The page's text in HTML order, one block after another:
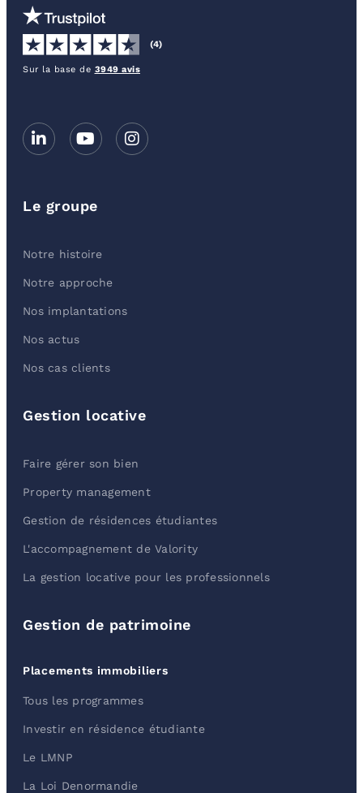
(4)
Sur la base de 3949 avis
Le groupe
Notre histoire
Notre approche
Nos implantations
Nos actus
Nos cas clients
Gestion locative
Faire gérer son bien
Property management
Gestion de résidences étudiantes
L'accompagnement de Valority
La gestion locative pour les professionnels
Gestion de patrimoine
Placements immobiliers
Tous les programmes
Investir en résidence étudiante
Le LMNP
La Loi Denormandie